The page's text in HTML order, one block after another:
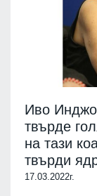
Иво
твърде
на тази
твърди
17.03.2022г.